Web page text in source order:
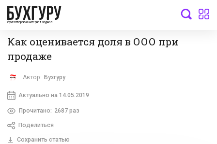
бухгалтерский интернет-журнал
Как оценивается доля в ООО при
продаже
Автор: Бухгуру
Актуально на 14.05.2019
Прочитано: 2687 раз
Поделиться
Сохранить статью